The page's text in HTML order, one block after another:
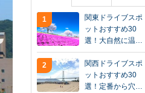
1
関東ドライブスポ
ットおすすめ30
選！大自然に温…
2
関西ドライブスポ
ットおすすめ30
選！定番から穴…